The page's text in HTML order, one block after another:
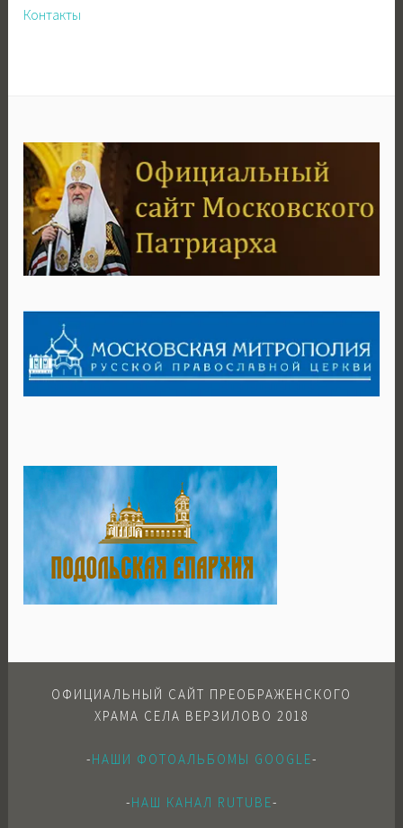
Контакты
ОФИЦИАЛЬНЫЙ САЙТ ПРЕОБРАЖЕНСКОГО
ХРАМА СЕЛА ВЕРЗИЛОВО 2018
-НАШИ ФОТОАЛЬБОМЫ GOOGLE-
-НАШ КАНАЛ RUTUBE-